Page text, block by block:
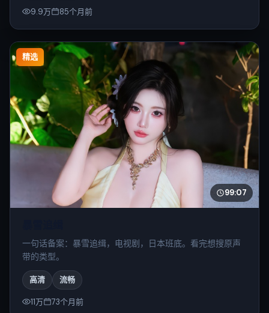
9.9万 85个月前
精选
99:07
一句话备案：暴雪追缉，电视剧，日本班底。看完想搜原声
带的类型。
高清 流畅
11万 73个月前